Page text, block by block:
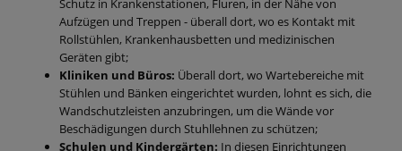
Schutz in Krankenstationen, Fluren, in der Nähe von
Aufzügen und Treppen - überall dort, wo es Kontakt mit
Rollstühlen, Krankenhausbetten und medizinischen
Geräten gibt;
Kliniken und Büros: Überall dort, wo Wartebereiche mit
Stühlen und Bänken eingerichtet wurden, lohnt es sich, die
Wandschutzleisten anzubringen, um die Wände vor
Beschädigungen durch Stuhllehnen zu schützen;
Schulen und Kindergärten: In diesen Einrichtungen